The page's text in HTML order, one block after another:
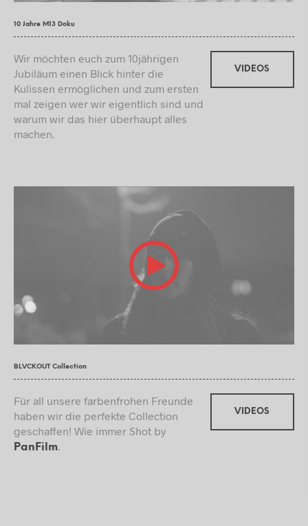
10 Jahre M13 Doku
Wir möchten euch zum 10jährigen
Jubiläum einen Blick hinter die
Kulissen ermöglichen und zum ersten
mal zeigen wer wir eigentlich sind und
warum wir das hier überhaupt alles
machen.
VIDEOS
BLVCKOUT Collection
Für all unsere farbenfrohen Freunde
haben wir die perfekte Collection
geschaffen! Wie immer Shot by
PanFilm
VIDEOS